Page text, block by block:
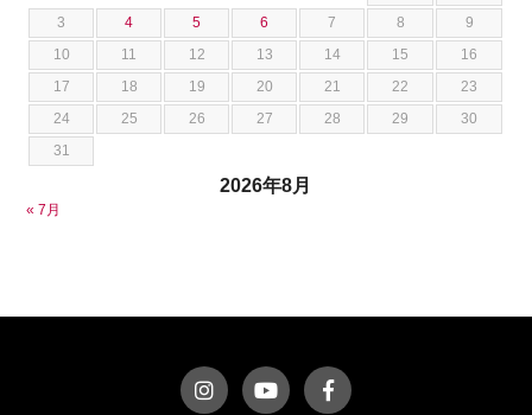
荒居 力哉
荻野 雅史
菊池 大誠
藤本 京弥
西川 諒
ダッジ
テスラ
トヨタ
ニッサン
フェラーリ
フォルクスワーゲン
ポルシェ
2026年8月
3
4 5 6 7 8
9
10
11 12 13 14 15
16
17
18 19 20 21 22
23
24
25 26 27 28 29
30
31
« 7月